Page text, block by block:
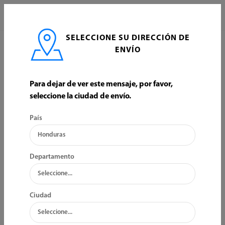
CONSTRUCCION
TORNILLERIA Y CLAVOS DE CONSTRUCCION
ORDENAR POR: FILTRO
SELECCIONE SU DIRECCIÓN DE
ENVÍO
Para dejar de ver este mensaje, por favor,
seleccione la ciudad de envío.
País
Departamento
Ciudad